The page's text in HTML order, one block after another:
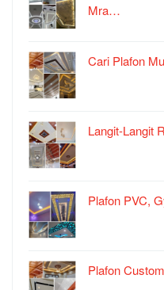
Mra…
Cari Plafon
Langit-Langit
Plafon PVC,
Plafon